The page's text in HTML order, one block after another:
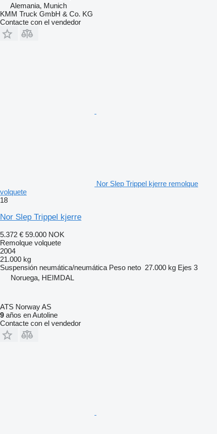
Alemania, Munich
KMM Truck GmbH & Co. KG
Contacte con el vendedor
Nor Slep Trippel kjerre remolque
volquete
18
Nor Slep Trippel kjerre
5.372 € 59.000 NOK
Remolque volquete
2004
21.000 kg
Suspensión neumática/neumática Peso neto 27.000 kg Ejes 3
Noruega, HEIMDAL
ATS Norway AS
9 años en Autoline
Contacte con el vendedor